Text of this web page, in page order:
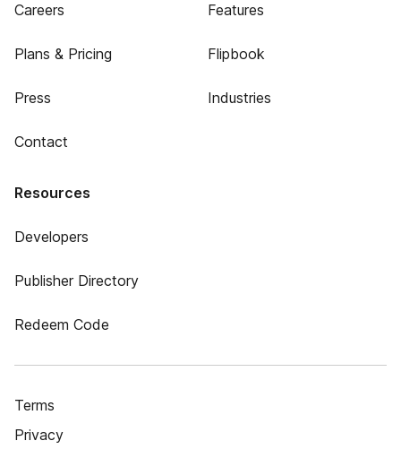
Careers
Plans & Pricing
Press
Contact
Features
Flipbook
Industries
Resources
Developers
Publisher Directory
Redeem Code
Terms
Privacy